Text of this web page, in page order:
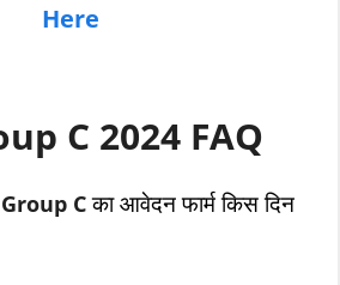
Here
C 2024 FAQ
Group Cका आवेदन फार्म किस दिन